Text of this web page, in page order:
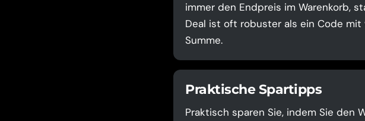
immer den Endpreis im Warenkorb,
Deal ist oft robuster als ein Code
Summe.
Praktische Spartipps
Praktisch sparen Sie, indem Sie den